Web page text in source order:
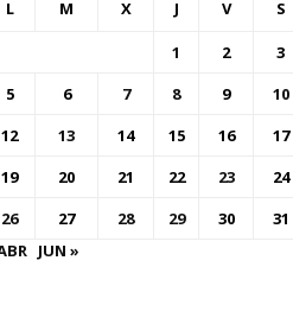
L M X J V S
1 2 3
5
6 7 8 9 10
12
13 14 15 16 17
19
20 21 22 23 24
26
27 28 29 30
31
JUN »